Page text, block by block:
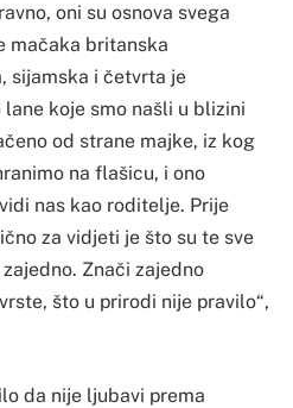
oni su osnova svega
mačaka britanska
sijamska i četvrta je
koje smo našli u blizini
od strane majke, iz kog
na flašicu, i ono
nas kao roditelje. Prije
za vidjeti je što su te sve
Znači zajedno
što u prirodi nije pravilo“,
da nije ljubavi prema